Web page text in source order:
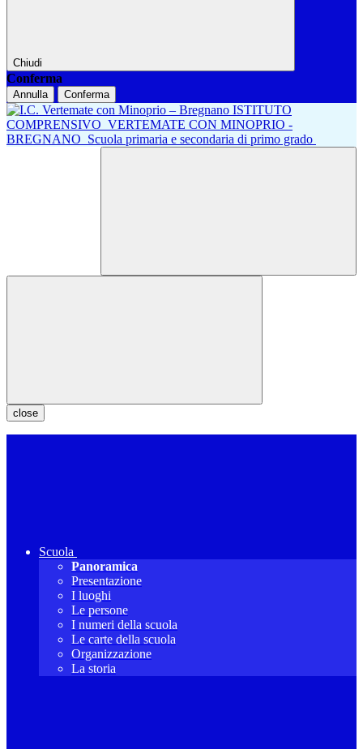
Chiudi
Conferma
Annulla Conferma
ISTITUTO
COMPRENSIVO VERTEMATE CON MINOPRIO -
BREGNANO Scuola primaria e secondaria di primo grado
close
Scuola
Panoramica
Presentazione
I luoghi
Le persone
I numeri della scuola
Le carte della scuola
Organizzazione
La storia